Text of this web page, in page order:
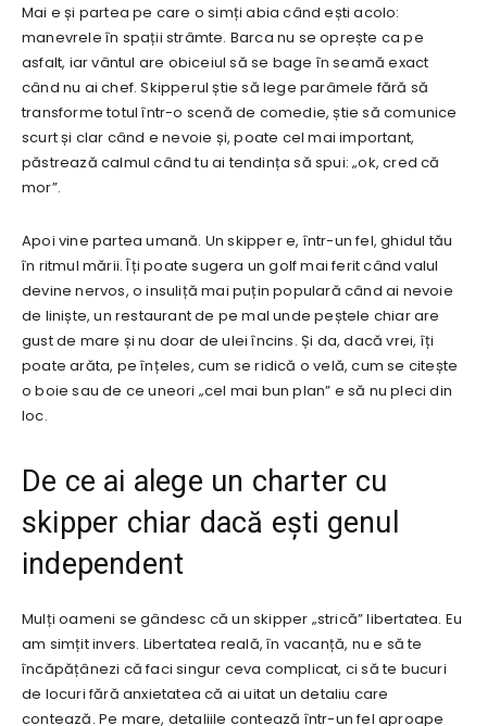
Mai e și partea pe care o simți abia când ești acolo:
manevrele în spații strâmte. Barca nu se oprește ca pe
asfalt, iar vântul are obiceiul să se bage în seamă exact
când nu ai chef. Skipperul știe să lege parâmele fără să
transforme totul într-o scenă de comedie, știe să comunice
scurt și clar când e nevoie și, poate cel mai important,
păstrează calmul când tu ai tendința să spui: „ok, cred că
mor”.
Apoi vine partea umană. Un skipper e, într-un fel, ghidul tău
în ritmul mării. Îți poate sugera un golf mai ferit când valul
devine nervos, o insuliță mai puțin populară când ai nevoie
de liniște, un restaurant de pe mal unde peștele chiar are
gust de mare și nu doar de ulei încins. Și da, dacă vrei, îți
poate arăta, pe înțeles, cum se ridică o velă, cum se citește
o boie sau de ce uneori „cel mai bun plan” e să nu pleci din
loc.
De ce ai alege un charter cu
skipper chiar dacă ești genul
independent
Mulți oameni se gândesc că un skipper „strică” libertatea. Eu
am simțit invers. Libertatea reală, în vacanță, nu e să te
încăpățânezi că faci singur ceva complicat, ci să te bucuri
de locuri fără anxietatea că ai uitat un detaliu care
contează. Pe mare, detaliile contează într-un fel aproape